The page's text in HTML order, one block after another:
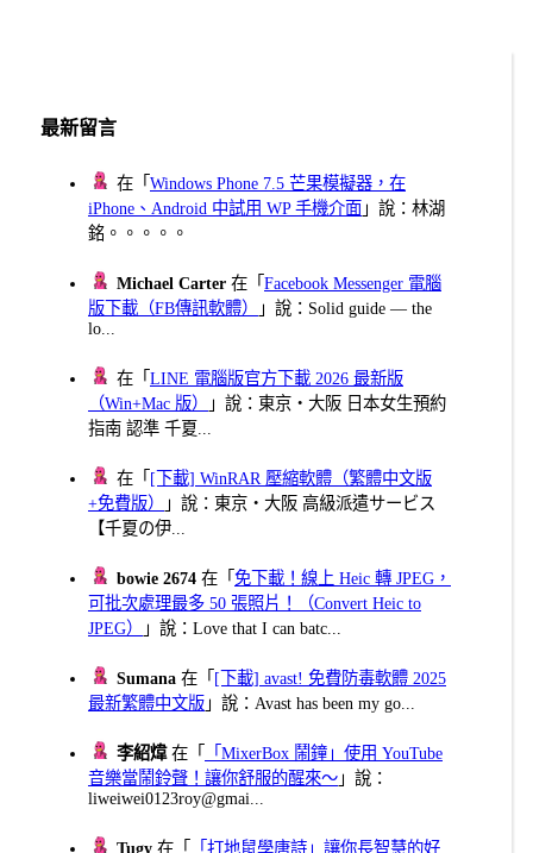
最新留言
在「Windows Phone 7.5 芒果模擬器，在
iPhone、Android 中試用 WP 手機介面 」說：林湖
銘。。。。。
Michael Carter 在「Facebook Messenger 電腦
版下載（FB傳訊軟體）
」說：Solid guide — the
lo...
在「LINE 電腦版官方下載 2026 最新版
（Win+Mac 版）
」說：東京・大阪 日本女生預約
指南 認準 千夏...
在「 [下載] WinRAR 壓縮軟體（繁體中文版
+免費版）
」說：東京・大阪 高級派遣サービス
【千夏の伊...
bowie 2674 在「免下載！線上 Heic 轉 JPEG，
可批次處理最多 50 張照片！（Convert Heic to
JPEG）
」說：Love that I can batc...
Sumana 在「 [下載] avast! 免費防毒軟體 2025
最新繁體中文版 」說：Avast has been my go...
李紹煒在「
「MixerBox 鬧鐘」使用 YouTube
音樂當鬧鈴聲！讓你舒服的醒來～ 」說：
liweiwei0123roy@gmai...
Tugy 在「 「打地鼠學唐詩」讓你長智慧的好